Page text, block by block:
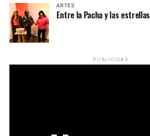
ARTES
Entre la Pacha y las estrellas
PUBLICIDAD